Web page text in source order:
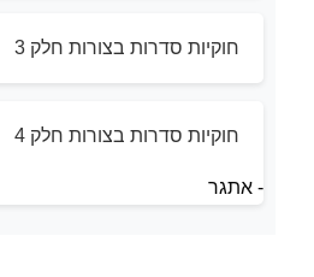
חוקיות סדרות בצורות חלק 3
חוקיות סדרות בצורות חלק 4
- אתגר